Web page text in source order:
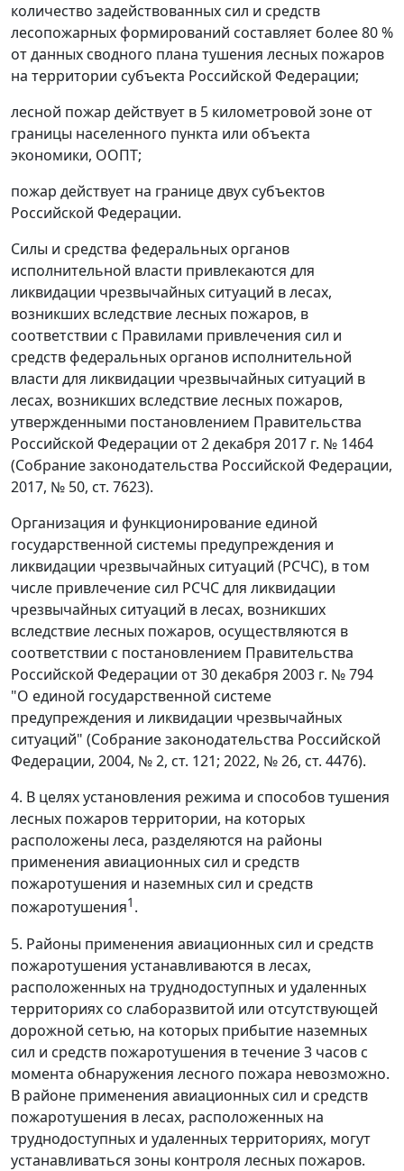
количество задействованных сил и средств
лесопожарных формирований составляет более 80 %
от данных сводного плана тушения лесных пожаров
на территории субъекта Российской Федерации;
лесной пожар действует в 5 километровой зоне от
границы населенного пункта или объекта
экономики, ООПТ;
пожар действует на границе двух субъектов
Российской Федерации.
Силы и средства федеральных органов
исполнительной власти привлекаются для
ликвидации чрезвычайных ситуаций в лесах,
возникших вследствие лесных пожаров, в
соответствии с Правилами привлечения сил и
средств федеральных органов исполнительной
власти для ликвидации чрезвычайных ситуаций в
лесах, возникших вследствие лесных пожаров,
утвержденными постановлением Правительства
Российской Федерации от 2 декабря 2017 г. № 1464
(Собрание законодательства Российской Федерации,
2017, № 50, ст. 7623).
Организация и функционирование единой
государственной системы предупреждения и
ликвидации чрезвычайных ситуаций (РСЧС), в том
числе привлечение сил РСЧС для ликвидации
чрезвычайных ситуаций в лесах, возникших
вследствие лесных пожаров, осуществляются в
соответствии с постановлением Правительства
Российской Федерации от 30 декабря 2003 г. № 794
"О единой государственной системе
предупреждения и ликвидации чрезвычайных
ситуаций" (Собрание законодательства Российской
Федерации, 2004, № 2, ст. 121; 2022, № 26, ст. 4476).
4. В целях установления режима и способов тушения
лесных пожаров территории, на которых
расположены леса, разделяются на районы
применения авиационных сил и средств
пожаротушения и наземных сил и средств
пожаротушения1 .
5. Районы применения авиационных сил и средств
пожаротушения устанавливаются в лесах,
расположенных на труднодоступных и удаленных
территориях со слаборазвитой или отсутствующей
дорожной сетью, на которых прибытие наземных
сил и средств пожаротушения в течение 3 часов с
момента обнаружения лесного пожара невозможно.
В районе применения авиационных сил и средств
пожаротушения в лесах, расположенных на
труднодоступных и удаленных территориях, могут
устанавливаться зоны контроля лесных пожаров.